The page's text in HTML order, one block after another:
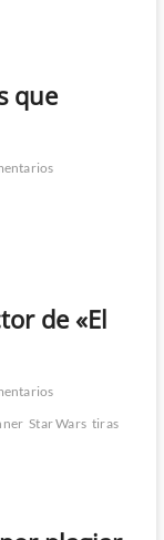
que
de «El
Star Wars tiras